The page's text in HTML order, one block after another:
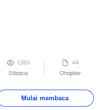
1,263
Dibaca
44
Chapter
Mulai membaca